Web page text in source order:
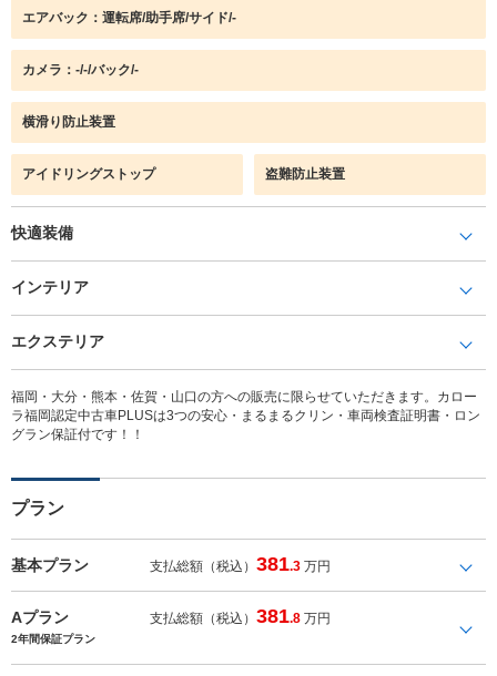
エアバック：運転席/助手席/サイド/-
カメラ：-/-/バック/-
横滑り防止装置
アイドリングストップ 盗難防止装置
快適装備
インテリア
エクステリア
福岡・大分・熊本・佐賀・山口の方への販売に限らせていただきます。カロー
ラ福岡認定中古車PLUSは3つの安心・まるまるクリン・車両検査証明書・ロン
グラン保証付です！！
プラン
基本プラン 支払総額（税込）381.3 万円
Aプラン 支払総額（税込）381.8 万円
2年間保証プラン